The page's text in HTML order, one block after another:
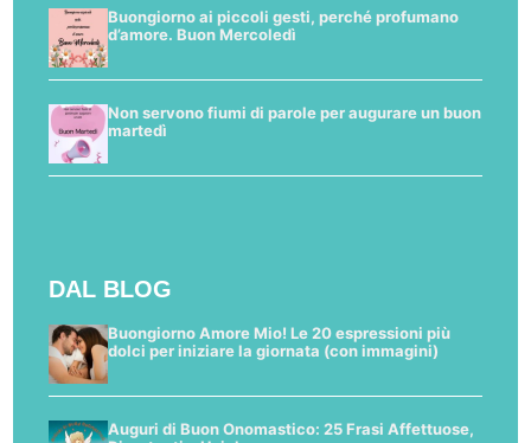
Buongiorno ai piccoli gesti, perché profumano
d’amore. Buon Mercoledì
Non servono fiumi di parole per augurare un buon
martedì
DAL BLOG
Buongiorno Amore Mio! Le 20 espressioni più
dolci per iniziare la giornata (con immagini)
Auguri di Buon Onomastico: 25 Frasi Affettuose,